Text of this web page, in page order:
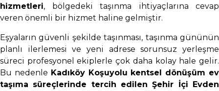
hizmetleri, bölgedeki taşınma ihtiyaçlarına cevap
veren önemli bir hizmet haline gelmiştir.
Eşyaların güvenli şekilde taşınması, taşınma gününün
planlı ilerlemesi ve yeni adrese sorunsuz yerleşme
süreci profesyonel ekiplerle çok daha kolay hale gelir.
Bu nedenle Kadıköy Koşuyolu kentsel dönüşüm ev
taşıma süreçlerinde tercih edilen Şehir İçi Evden